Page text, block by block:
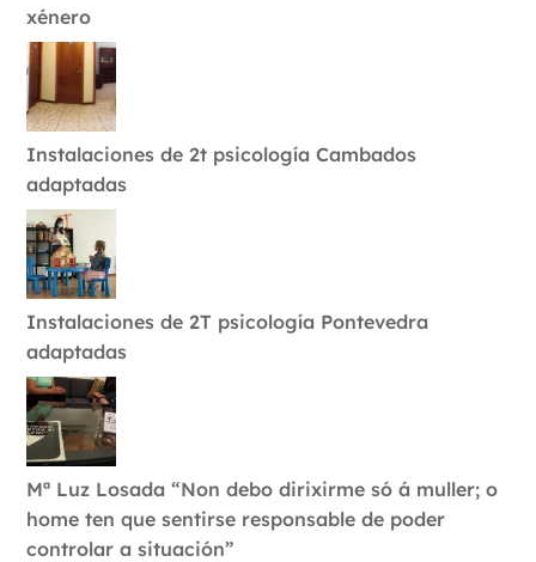
xénero
Instalaciones de 2t psicología Cambados
adaptadas
Instalaciones de 2T psicología Pontevedra
adaptadas
Mª Luz Losada “Non debo dirixirme só á muller; o
home ten que sentirse responsable de poder
controlar a situación”